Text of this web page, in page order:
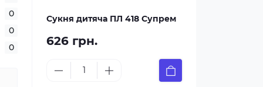
0
0
0
Сукня дитяча ПЛ 418 Супрем
626 грн.